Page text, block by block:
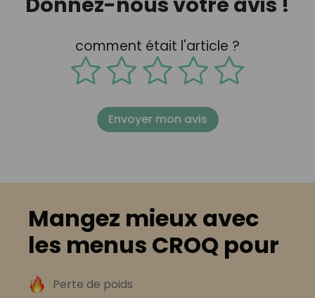
comment était l'article ?
Envoyer mon avis
Mangez mieux avec
les menus CROQ pour
Perte de poids